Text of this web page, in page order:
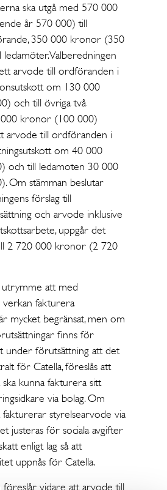
ska utgå med 570 000
år 570 000) till
350 000 kronor (350
Valberedningen
arvode till ordföranden i
om 130 000
och till övriga två
kronor (100 000)
arvode till ordföranden i
om 40 000
och till ledamoten 30 000
Om stämman beslutar
förslag till
och arvode inklusive
uppgår det
2 720 000 kronor (2 720
att med
verkan fakturera
mycket begränsat, men om
finns för
under förutsättning att det
för Catella, föreslås att
kunna fakturera sitt
via bolag. Om
styrelsearvode via
justeras för sociala avgifter
enligt lag så att
uppnås för Catella.
föreslår vidare att arvode till